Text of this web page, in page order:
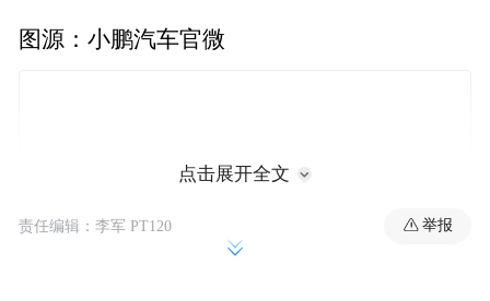
图源：小鹏汽车官微
点击展开全文
责任编辑：李军 PT120 举报